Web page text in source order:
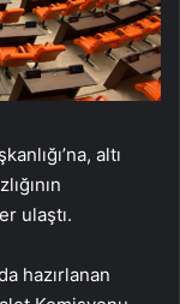
altı
ulaştı.
hazırlanan